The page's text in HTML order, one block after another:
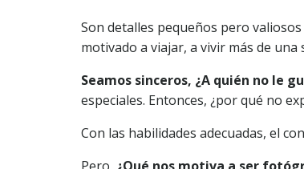
Son detalles pequeños pero
motivado a viajar, a vivir más de
Seamos sinceros, ¿A quién no le
especiales. Entonces, ¿por qué no
Con las habilidades adecuadas, el